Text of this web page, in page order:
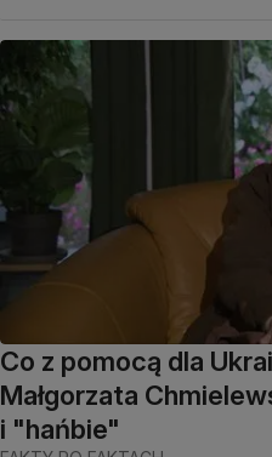
Co z pomocą dla
Małgorzata
i "hańbie"